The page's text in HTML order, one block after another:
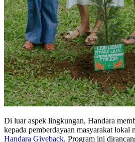
Di luar aspek lingkungan, Handara
kepada pemberdayaan masyarakat lokal
Handara Giveback. Program ini